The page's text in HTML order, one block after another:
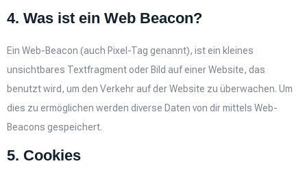
4. Was ist ein Web Beacon?
Ein Web-Beacon (auch Pixel-Tag genannt), ist ein kleines
unsichtbares Textfragment oder Bild auf einer Website, das
benutzt wird, um den Verkehr auf der Website zu überwachen. Um
dies zu ermöglichen werden diverse Daten von dir mittels Web-
Beacons gespeichert.
5. Cookies